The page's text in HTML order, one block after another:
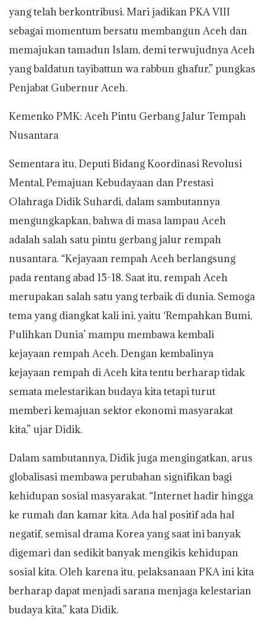
yang telah berkontribusi. Mari jadikan PKA VIII
sebagai momentum bersatu membangun Aceh dan
memajukan tamadun Islam, demi terwujudnya Aceh
yang baldatun tayibattun wa rabbun ghafur,” pungkas
Penjabat Gubernur Aceh.
Kemenko PMK: Aceh Pintu Gerbang Jalur Tempah
Nusantara
Sementara itu, Deputi Bidang Koordinasi Revolusi
Mental, Pemajuan Kebudayaan dan Prestasi
Olahraga Didik Suhardi, dalam sambutannya
mengungkapkan, bahwa di masa lampau Aceh
adalah salah satu pintu gerbang jalur rempah
nusantara. “Kejayaan rempah Aceh berlangsung
pada rentang abad 15-18. Saat itu, rempah Aceh
merupakan salah satu yang terbaik di dunia. Semoga
tema yang diangkat kali ini, yaitu ‘Rempahkan Bumi,
Pulihkan Dunia’ mampu membawa kembali
kejayaan rempah Aceh. Dengan kembalinya
kejayaan rempah di Aceh kita tentu berharap tidak
semata melestarikan budaya kita tetapi turut
memberi kemajuan sektor ekonomi masyarakat
kita,” ujar Didik.
Dalam sambutannya, Didik juga mengingatkan, arus
globalisasi membawa perubahan signifikan bagi
kehidupan sosial masyarakat. “Internet hadir hingga
ke rumah dan kamar kita. Ada hal positif ada hal
negatif, semisal drama Korea yang saat ini banyak
digemari dan sedikit banyak mengikis kehidupan
sosial kita. Oleh karena itu, pelaksanaan PKA ini kita
berharap dapat menjadi sarana menjaga kelestarian
budaya kita,” kata Didik.